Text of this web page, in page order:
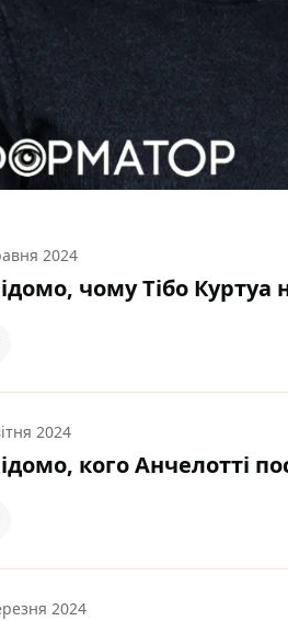
2024
чому Тібо Куртуа
2024
кого Анчелотті
2024